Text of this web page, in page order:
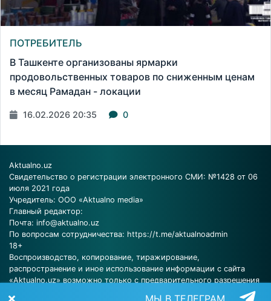
ПОТРЕБИТЕЛЬ
В Ташкенте организованы ярмарки
продовольственных товаров по сниженным ценам
в месяц Рамадан - локации
16.02.2026 20:35 0
Aktualno.uz
Свидетельство о регистрации электронного СМИ: №1428 от 06
июля 2021 года
Учредитель: ООО «Aktualno media»
Главный редактор:
Почта: info@aktualno.uz
По вопросам сотрудничества: https://t.me/aktualnoadmin
18+
Воспроизводство, копирование, тиражирование,
распространение и иное использование информации с сайта
«Aktualno.uz» возможно только с предварительного разрешения
МЫ В ТЕЛЕГРАМ